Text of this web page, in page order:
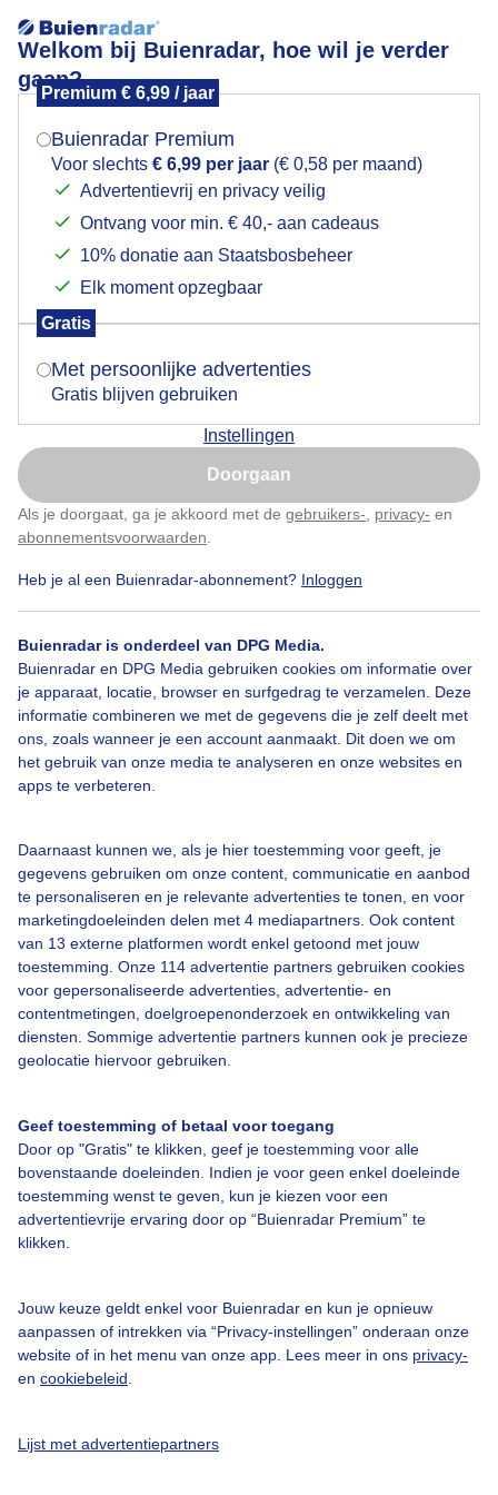
Welkom bij Buienradar, hoe wil je verder
gaan?
Premium € 6,99 / jaar
Buienradar Premium
Voor slechts € 6,99 per jaar (€ 0,58 per maand)
Advertentievrij en privacy veilig
Ontvang voor min. € 40,- aan cadeaus
10% donatie aan Staatsbosbeheer
Elk moment opzegbaar
Gratis
Met persoonlijke advertenties
Gratis blijven gebruiken
Instellingen
Doorgaan
Als je doorgaat, ga je akkoord met de gebruikers- privacy- en
abonnementsvoorwaarden
Heb je al een Buienradar-abonnement? Inloggen
Buienradar is onderdeel van DPG Media.
Buienradar en DPG Media gebruiken cookies om informatie over
je apparaat, locatie, browser en surfgedrag te verzamelen. Deze
informatie combineren we met de gegevens die je zelf deelt met
ons, zoals wanneer je een account aanmaakt. Dit doen we om
het gebruik van onze media te analyseren en onze websites en
apps te verbeteren.
Daarnaast kunnen we, als je hier toestemming voor geeft, je
gegevens gebruiken om onze content, communicatie en aanbod
te personaliseren en je relevante advertenties te tonen, en voor
marketingdoeleinden delen met 4 mediapartners. Ook content
van 13 externe platformen wordt enkel getoond met jouw
toestemming. Onze 114 advertentie partners gebruiken cookies
voor gepersonaliseerde advertenties, advertentie- en
contentmetingen, doelgroepenonderzoek en ontwikkeling van
diensten. Sommige advertentie partners kunnen ook je precieze
geolocatie hiervoor gebruiken.
Geef toestemming of betaal voor toegang
Door op "Gratis" te klikken, geef je toestemming voor alle
bovenstaande doeleinden. Indien je voor geen enkel doeleinde
toestemming wenst te geven, kun je kiezen voor een
advertentievrije ervaring door op “Buienradar Premium” te
klikken.
Jouw keuze geldt enkel voor Buienradar en kun je opnieuw
aanpassen of intrekken via “Privacy-instellingen” onderaan onze
website of in het menu van onze app. Lees meer in ons privacy-
en cookiebeleid
Lijst met advertentiepartners
Dreigende lucht
Door: Wendy Koole-de Feijter
Bekijk slideshow
Een moment geduld aub...
Over Buienradar
Contact
Toegankelijkheid
Gebruikersvoorwaarden
Buienradar Team
Privacy beleid
Cookie beleid
Gratis weerdata
Mogen we je locatie gebruiken voor het
Indien je hier nog geen akkoord op hebt gegeven,
verschijnt er zo een pop-up uit je browser waarin
Is goed, toon de popup
Nu niet, misschien later
Klik hierom dit aan te passen